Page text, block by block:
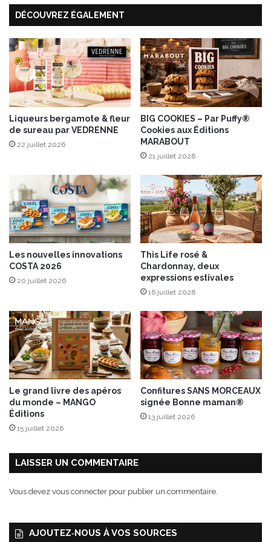
t
n
e
m
d
e
d
e
m
p
l
o
i
G
a
b
r
i
e
l
l
a
R
o
c
h
u
x
t
s
DÉCOUVREZ ÉGALEMENT
Liqueurs bergamote & fleur
de sureau par VEDRENNE
22 juillet 2026
BIG COOKIES – Par Puffy®
Cookies aux Éditions
MARABOUT
21 juillet 2026
Les nouvelles innovations
COSTA 2026
20 juillet 2026
This Life rosé &
Chardonnay, deux
expressions estivales
16 juillet 2026
Le grand livre des apéros
du monde – MANGO
Éditions
15 juillet 2026
Confitures SANS MORCEAUX
signée Bonne maman®
13 juillet 2026
LAISSER UN COMMENTAIRE
Vous devez vous connecter pour publier un commentaire.
AJOUTEZ‑NOUS À VOS SOURCES